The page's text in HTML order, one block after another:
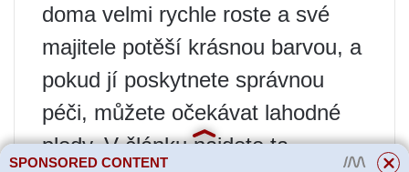
doma velmi rychle roste a své
majitele potěší krásnou barvou, a
pokud jí poskytnete správnou
péči, můžete očekávat lahodné
plody. V článku najdete ta
SPONSORED CONTENT